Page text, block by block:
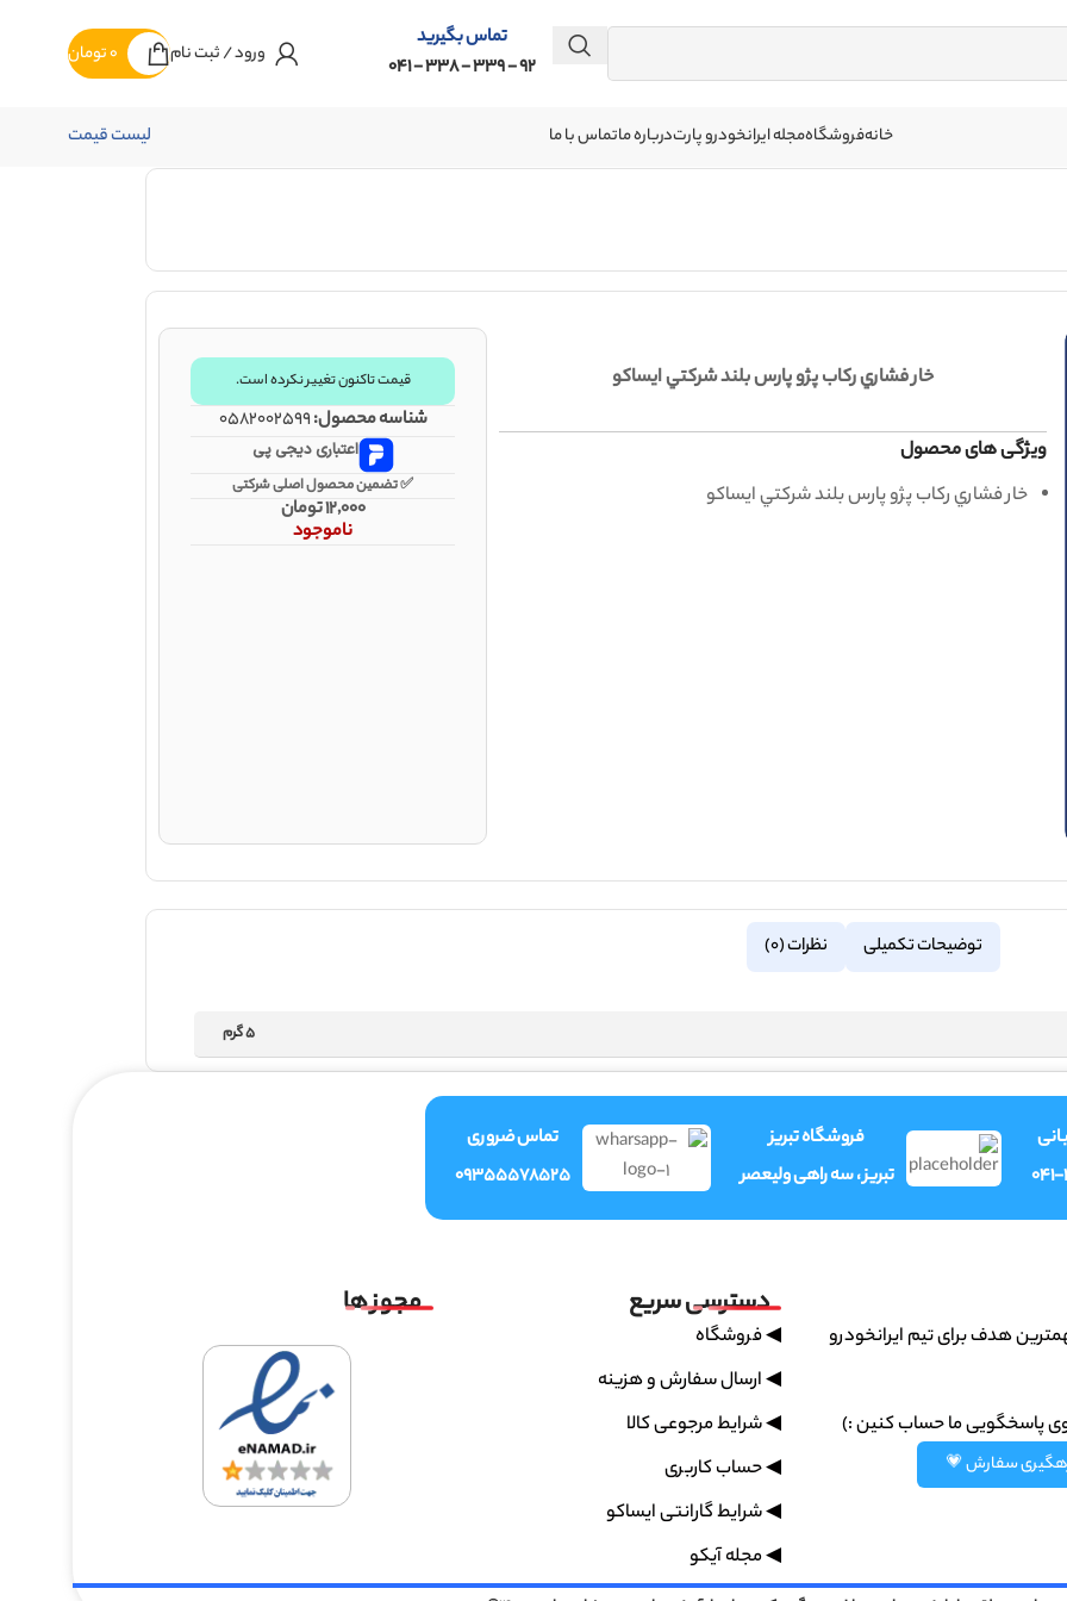
تماس بگیرید
92 - 339 - 338 - 041
ورود / ثبت نام 0تومان
خانهفروشگاهمجله ایرانخودرو پارتدرباره ماتماس با ما لیست قیمت
خار فشاري رکاب پژو پارس بلند شرکتي ایساکو
ویژگی های محصول
خار فشاري رکاب پژو پارس بلند شرکتي ایساکو
قیمت تاکنون تغییر نکرده است.
شناسه محصول:0582002599
اعتباری دیجی پی
✅ تضمین محصول اصلی شرکتی
12,000تومان
ناموجود
توضیحات تکمیلی نظرات (0)
5 گرم
فروشگاه تبریز
تبریز ، سه راهی ولیعصر
تماس ضروری
09355578525
هدف برای تیم ایرانخودرو
پاسخگویی ما حساب کنین :)
سفارش 💗
دسترسی سریع
◀ فروشگاه
◀ ارسال سفارش و هزینه
◀ شرایط مرجوعی کالا
◀ حساب کاربری
◀ شرایط گارانتی ایساکو
◀ مجله آیکو
مجوز ها